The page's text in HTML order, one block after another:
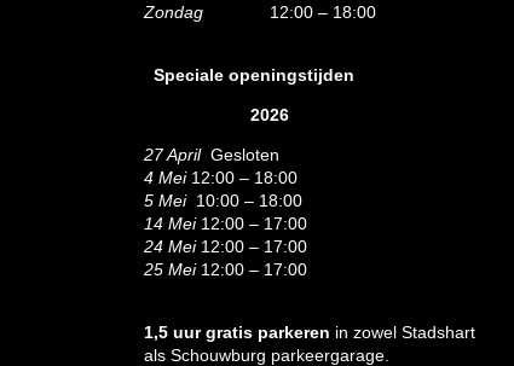
Zondag
12:00 – 18:00
Speciale openingstijden
2026
27 AprilGesloten
4 Mei12:00 – 18:00
5 Mei10:00 – 18:00
14 Mei12:00 – 17:00
24 Mei12:00 – 17:00
25 Mei 12:00 – 17:00
1,5 uur gratis parkeren in zowel Stadshart
als Schouwburg parkeergarage.